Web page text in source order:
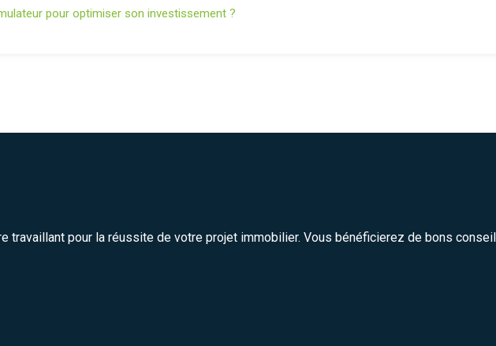
pour optimiser son investissement ?
travaillant pour la réussite de votre projet immobilier. Vous bénéficierez de bons